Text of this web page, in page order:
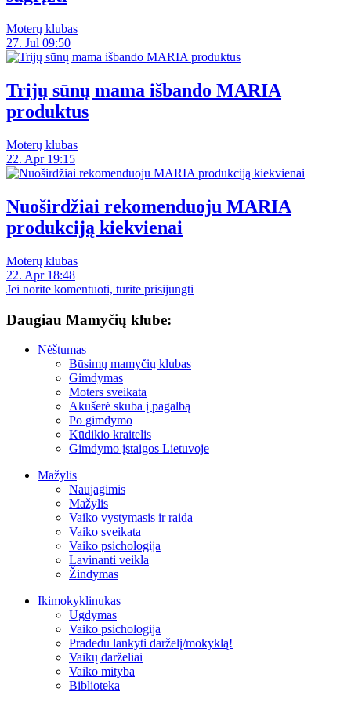
Moterų klubas
27. Jul 09:50
Trijų sūnų mama išbando MARIA
produktus
Moterų klubas
22. Apr 19:15
Nuoširdžiai rekomenduoju MARIA
produkciją kiekvienai
Moterų klubas
22. Apr 18:48
Jei norite komentuoti, turite prisijungti
Daugiau Mamyčių klube:
Nėštumas
Būsimų mamyčių klubas
Gimdymas
Moters sveikata
Akušerė skuba į pagalbą
Po gimdymo
Kūdikio kraitelis
Gimdymo įstaigos Lietuvoje
Mažylis
Naujagimis
Mažylis
Vaiko vystymasis ir raida
Vaiko sveikata
Vaiko psichologija
Lavinanti veikla
Žindymas
Ikimokyklinukas
Ugdymas
Vaiko psichologija
Pradedu lankyti darželį/mokyklą!
Vaikų darželiai
Vaiko mityba
Biblioteka